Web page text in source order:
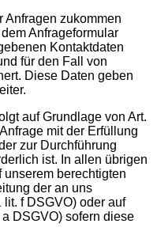
Anfragen zukommen
Anfrageformular
Kontaktdaten
für den Fall von
Diese Daten geben
auf Grundlage von Art.
mit der Erfüllung
zur Durchführung
ist. In allen übrigen
unserem berechtigten
der an uns
lit. f DSGVO) oder auf
DSGVO) sofern diese